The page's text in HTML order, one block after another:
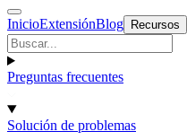
InicioExtensiónBlog Recursos
Preguntas frecuentes
Solución de problemas